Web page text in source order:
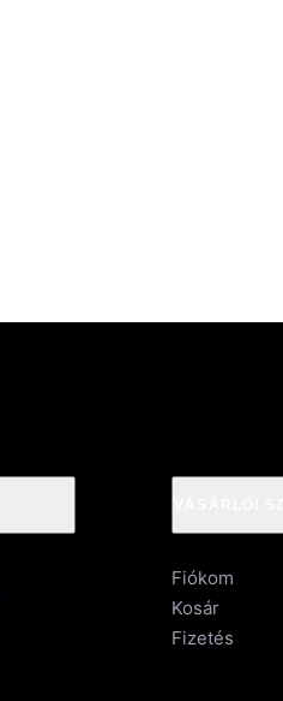
Fiókom
Kosár
Fizetés